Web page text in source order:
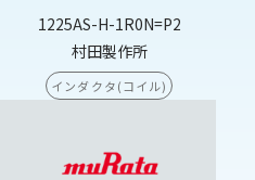
1225AS-H-1R0N=P2
村田製作所
インダクタ(コイル)